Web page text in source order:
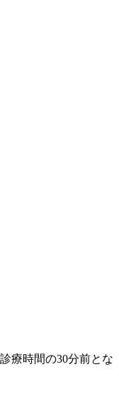
療時間の30分前とな